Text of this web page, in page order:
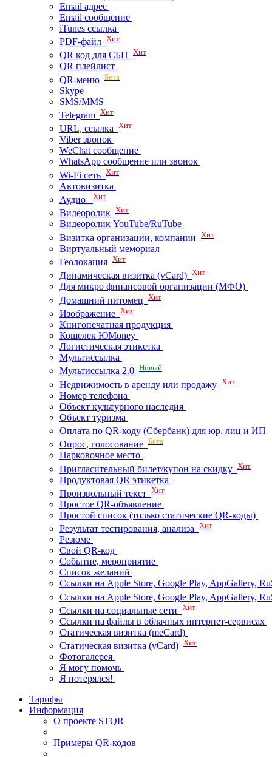
Email адрес
Email сообщение
iTunes ссылка
PDF-файл Хит
QR код для СБП Хит
QR плейлист
QR-меню Бета
Skype
SMS/MMS
Telegram Хит
URL, ссылка Хит
Viber звонок
WeChat сообщение
WhatsApp сообщение или звонок
Wi-Fi сеть Хит
Автовизитка
Аудио Хит
Видеоролик Хит
Видеоролик YouTube/RuTube
Визитка организации, компании Хит
Виртуальный мемориал
Геолокация Хит
Динамическая визитка (vCard) Хит
Для микро финансовой организации (МФО)
Домашний питомец Хит
Изображение Хит
Книгопечатная продукция
Кошелек ЮMoney
Логистическая этикетка
Мультиссылка
Мультиссылка 2.0 Новый
Недвижимость в аренду или продажу Хит
Номер телефона
Объект культурного наследия
Объект туризма
Оплата по QR-коду (Сбербанк) для юр. лиц и
Опрос, голосование Бета
Парковочное место
Пригласительный билет/купон на скидку Хит
Продуктовая QR этикетка
Произвольный текст Хит
Простое QR-объявление
Простой список (только статические QR-коды)
Результат тестирования, анализа Хит
Резюме
Свой QR-код
Событие, мероприятие
Список желаний
Ссылки на Apple Store, Google Play, AppGallery,
Ссылки на Apple Store, Google Play, AppGallery,
Ссылки на социальные сети Хит
Ссылки на файлы в облачных интернет-сервисах
Статическая визитка (meCard)
Статическая визитка (vCard) Хит
Фотогалерея
Я могу помочь
Я потерялся!
Тарифы
Информация
О проекте STQR
Примеры QR-кодов